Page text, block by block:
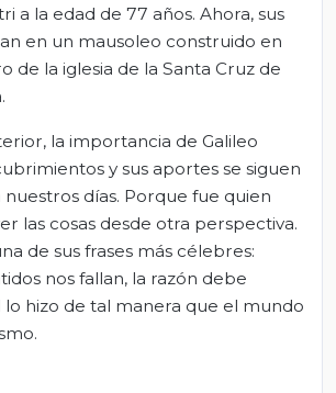
a la edad de 77 años. Ahora, sus
en un mausoleo construido en
de la iglesia de la Santa Cruz de
la importancia de Galileo
y sus aportes se siguen
nuestros días. Porque fue quien
las cosas desde otra perspectiva.
de sus frases más célebres:
nos fallan, la razón debe
lo hizo de tal manera que el mundo